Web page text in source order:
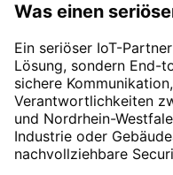
Was einen
Ein seriöser IoT-
Lösung, sondern End-
sichere
Verantwortlichkeiten
und Nordrhein-
Industrie oder
nachvollziehbare